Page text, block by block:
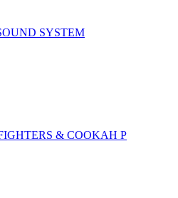
SYSTEM
& COOKAH P